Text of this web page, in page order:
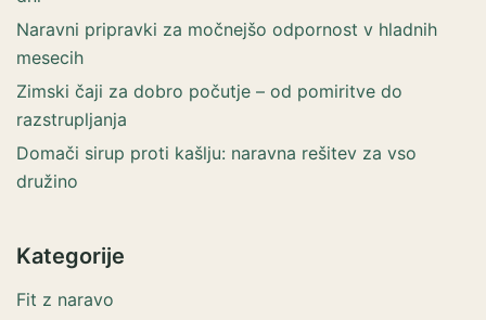
Naravni pripravki za močnejšo odpornost v hladnih
mesecih
Zimski čaji za dobro počutje – od pomiritve do
razstrupljanja
Domači sirup proti kašlju: naravna rešitev za vso
družino
Kategorije
Fit z naravo